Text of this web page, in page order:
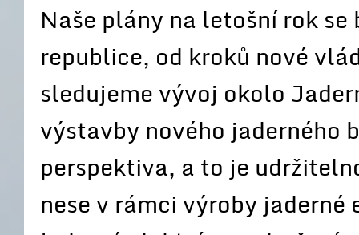
Naše plány na letošní rok
republice, od kroků nové
sledujeme vývoj okolo
výstavby nového jaderného
perspektiva, a to je
nese v rámci výroby